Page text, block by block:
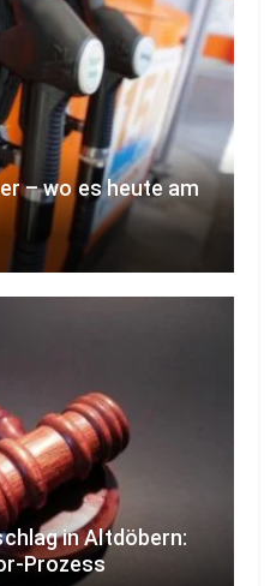
– wo es heute am
in Altdöbern:
Prozess